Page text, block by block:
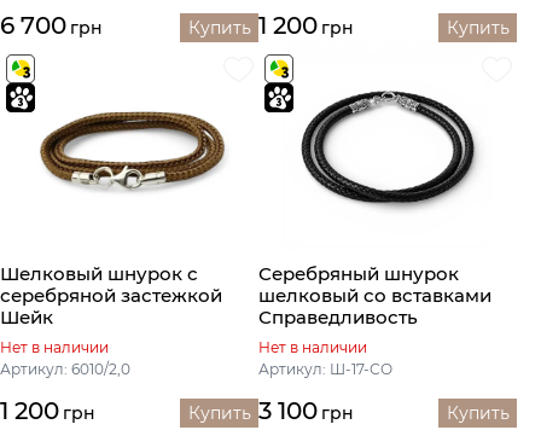
6 700 грн Купить 1 200 грн Купить
Шелковый шнурок с
серебряной застежкой
Шейк
Нет в наличии
Артикул: 6010/2,0
1 200 грн Купить
Серебряный шнурок
шелковый со вставками
Справедливость
Нет в наличии
Артикул: Ш-17-СО
3 100 грн
Купить